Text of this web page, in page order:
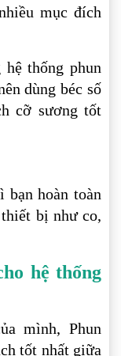
mục đích
thống phun
dùng béc số
cỡ sương tốt
hoàn toàn
bị như co,
hệ thống
mình, Phun
tốt nhất giữa